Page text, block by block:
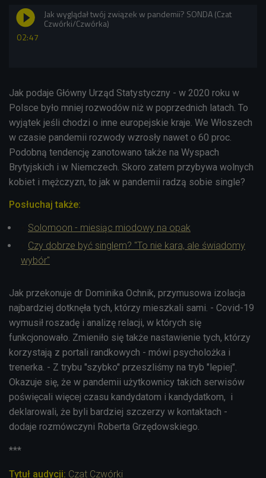
02:47
Jak wyglądał twój związek w pandemii? SONDA (Czat
Czwórki/Czwórka)
Jak podaje Główny Urząd Statystyczny - w 2020 roku w
Polsce było mniej rozwodów niż w poprzednich latach. To
wyjątek jeśli chodzi o inne europejskie kraje. We Włoszech
w czasie pandemii rozwody wzrosły nawet o 60 proc.
Podobną tendencję zanotowano także na Wyspach
Brytyjskich i w Niemczech. Skoro zatem przybywa wolnych
kobiet i mężczyzn, to jak w pandemii radzą sobie single?
Posłuchaj także:
Solomoon - miesiąc miodowy na opak
Czy dobrze być singlem? "To nie kara, ale świadomy
wybór"
Jak przekonuje dr Dominika Ochnik, przymusowa izolacja
najbardziej dotknęła tych, którzy mieszkali sami. - Covid-19
wymusił roszadę i analizę relacji, w których się
funkcjonowało. Zmieniło się także nastawienie tych, którzy
korzystają z portali randkowych - mówi psycholożka i
trenerka. - Z trybu "szybko" przeszliśmy na tryb "lepiej".
Okazuje się, że w pandemii użytkownicy takich serwisów
poświęcali więcej czasu kandydatom i kandydatkom, i
deklarowali, że byli bardziej szczerzy w kontaktach -
dodaje rozmówczyni Roberta Grzędowskiego.
***
Tytuł audycji: Czat Czwórki